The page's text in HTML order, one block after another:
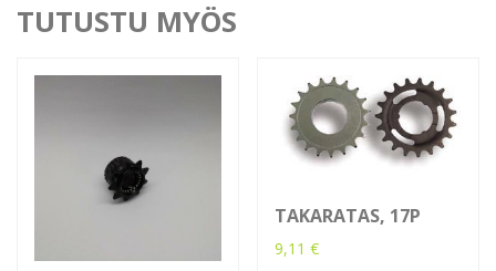
TUTUSTU MYÖS
TAKARATAS, 17P
9,11€